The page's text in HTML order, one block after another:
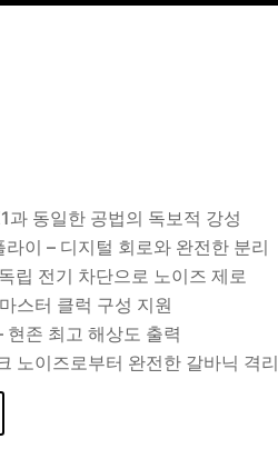
과 동일한 공법의 독보적 강성
이 – 디지털 회로와 완전한 분리
립 전기 차단으로 노이즈 제로
스터 클럭 구성 지원
존 최고 해상도 출력
노이즈로부터 완전한 갈바닉 격리